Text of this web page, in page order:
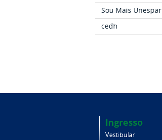
Sou Mais Unespar
cedh
Ingresso
Vestibular